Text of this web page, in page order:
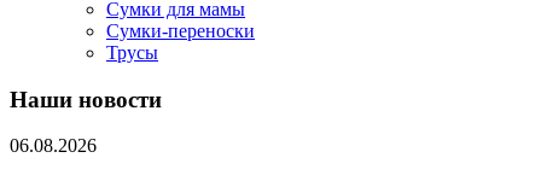
Сумки для мамы
Сумки-переноски
Трусы
Наши новости
06.08.2026